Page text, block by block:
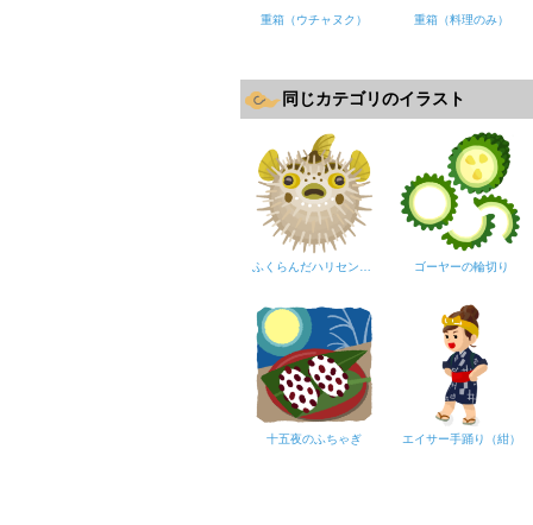
重箱（ウチャヌク） 重箱（料理のみ）
同じカテゴリのイラスト
ゴーヤーの輪切り
十五夜のふちゃぎ エイサー手踊り（紺）